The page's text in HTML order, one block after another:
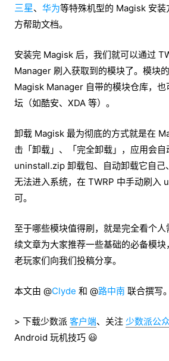
三星、 华为等特殊机型的 Magisk 安
方帮助文档。
安装完 Magisk 后，我们就可以通过
Manager 刷入获取到的模块了。模块
Magisk Manager 自带的模块仓库，也
坛（如酷安、XDA 等）。
卸载 Magisk 最为彻底的方式就是在
击「卸载」、「完全卸载」，应用会自
uninstall.zip 卸载包、自动卸载它自己
无法进入系统，在 TWRP 中手动刷入
可。
至于哪些模块值得刷，就是完全看个
续文章为大家推荐一些基础的必备模
老玩家们向我们投稿分享。
本文由 @Clyde 和 @路中南 联合撰写。
> 下载少数派 客户端、关注 少数派公
Android 玩机技巧 😃